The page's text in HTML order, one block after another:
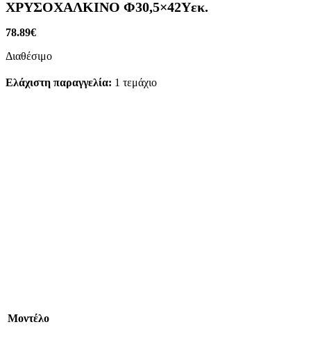
ΧΡΥΣΟΧΑΛΚΙΝΟ Φ30,5×42Υεκ.
78.89€
Διαθέσιμο
Ελάχιστη παραγγελία: 1 τεμάχιο
Mοντέλο